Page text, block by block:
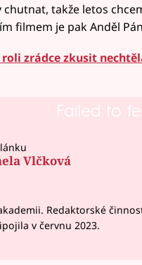
takže letos
filmem je pak Anděl
zrádce zkusit
Failed to
Vlčková
Redaktorské
v červnu 2023.